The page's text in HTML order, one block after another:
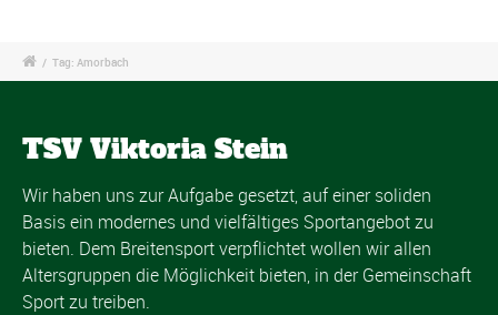
/ Tag: Amorbach
TSV Viktoria Stein
Wir haben uns zur Aufgabe gesetzt, auf einer soliden
Basis ein modernes und vielfältiges Sportangebot zu
bieten. Dem Breitensport verpflichtet wollen wir allen
Altersgruppen die Möglichkeit bieten, in der Gemeinschaft
Sport zu treiben.